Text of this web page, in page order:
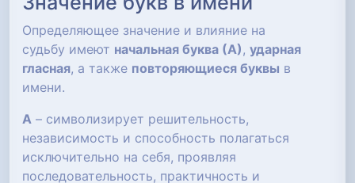
Определяющее значение и влияние на
судьбу имеют начальная буква (А), ударная
гласная, а также повторяющиеся буквы в
имени.
А – символизирует решительность,
независимость и способность полагаться
исключительно на себя, проявляя
последовательность, практичность и